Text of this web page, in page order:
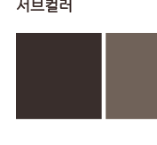
서브컬러